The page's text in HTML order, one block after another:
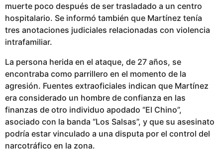
muerte poco después de ser trasladado a un centro
hospitalario. Se informó también que Martínez tenía
tres anotaciones judiciales relacionadas con violencia
intrafamiliar.
La persona herida en el ataque, de 27 años, se
encontraba como parrillero en el momento de la
agresión. Fuentes extraoficiales indican que Martínez
era considerado un hombre de confianza en las
finanzas de otro individuo apodado “El Chino”,
asociado con la banda “Los Salsas”, y que su asesinato
podría estar vinculado a una disputa por el control del
narcotráfico en la zona.